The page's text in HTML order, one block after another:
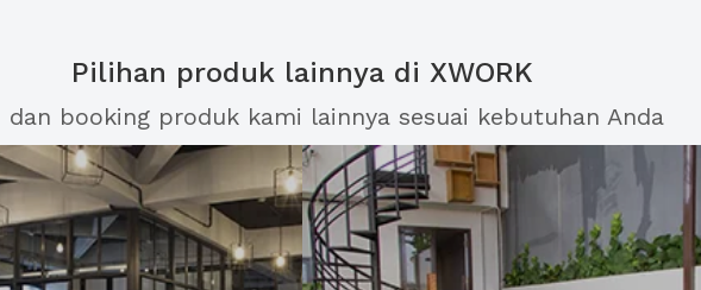
Pilihan produk lainnya di XWORK
dan booking produk kami lainnya sesuai kebutuhan Anda